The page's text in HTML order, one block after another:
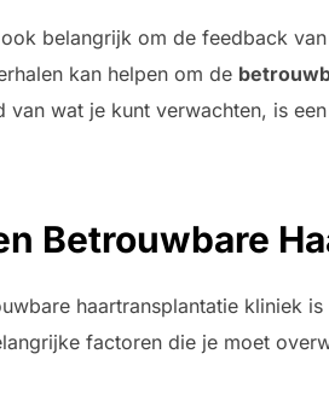
belangrijk om de feedback
kan helpen om de
van wat je kunt verwachten, is
Betrouwbare
haartransplantatie kliniek
factoren die je moet